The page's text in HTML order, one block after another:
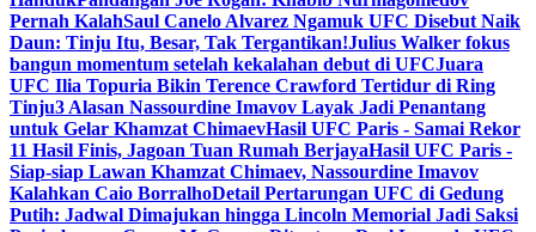
Pernah KalahSaul Canelo Alvarez Ngamuk UFC Disebut Naik
Daun: Tinju Itu, Besar, Tak Tergantikan!Julius Walker fokus
bangun momentum setelah kekalahan debut di UFCJuara
UFC Ilia Topuria Bikin Terence Crawford Tertidur di Ring
Tinju3 Alasan Nassourdine Imavov Layak Jadi Penantang
untuk Gelar Khamzat ChimaevHasil UFC Paris - Samai Rekor
11 Hasil Finis, Jagoan Tuan Rumah BerjayaHasil UFC Paris -
Siap-siap Lawan Khamzat Chimaev, Nassourdine Imavov
Kalahkan Caio BorralhoDetail Pertarungan UFC di Gedung
Putih: Jadwal Dimajukan hingga Lincoln Memorial Jadi Saksi